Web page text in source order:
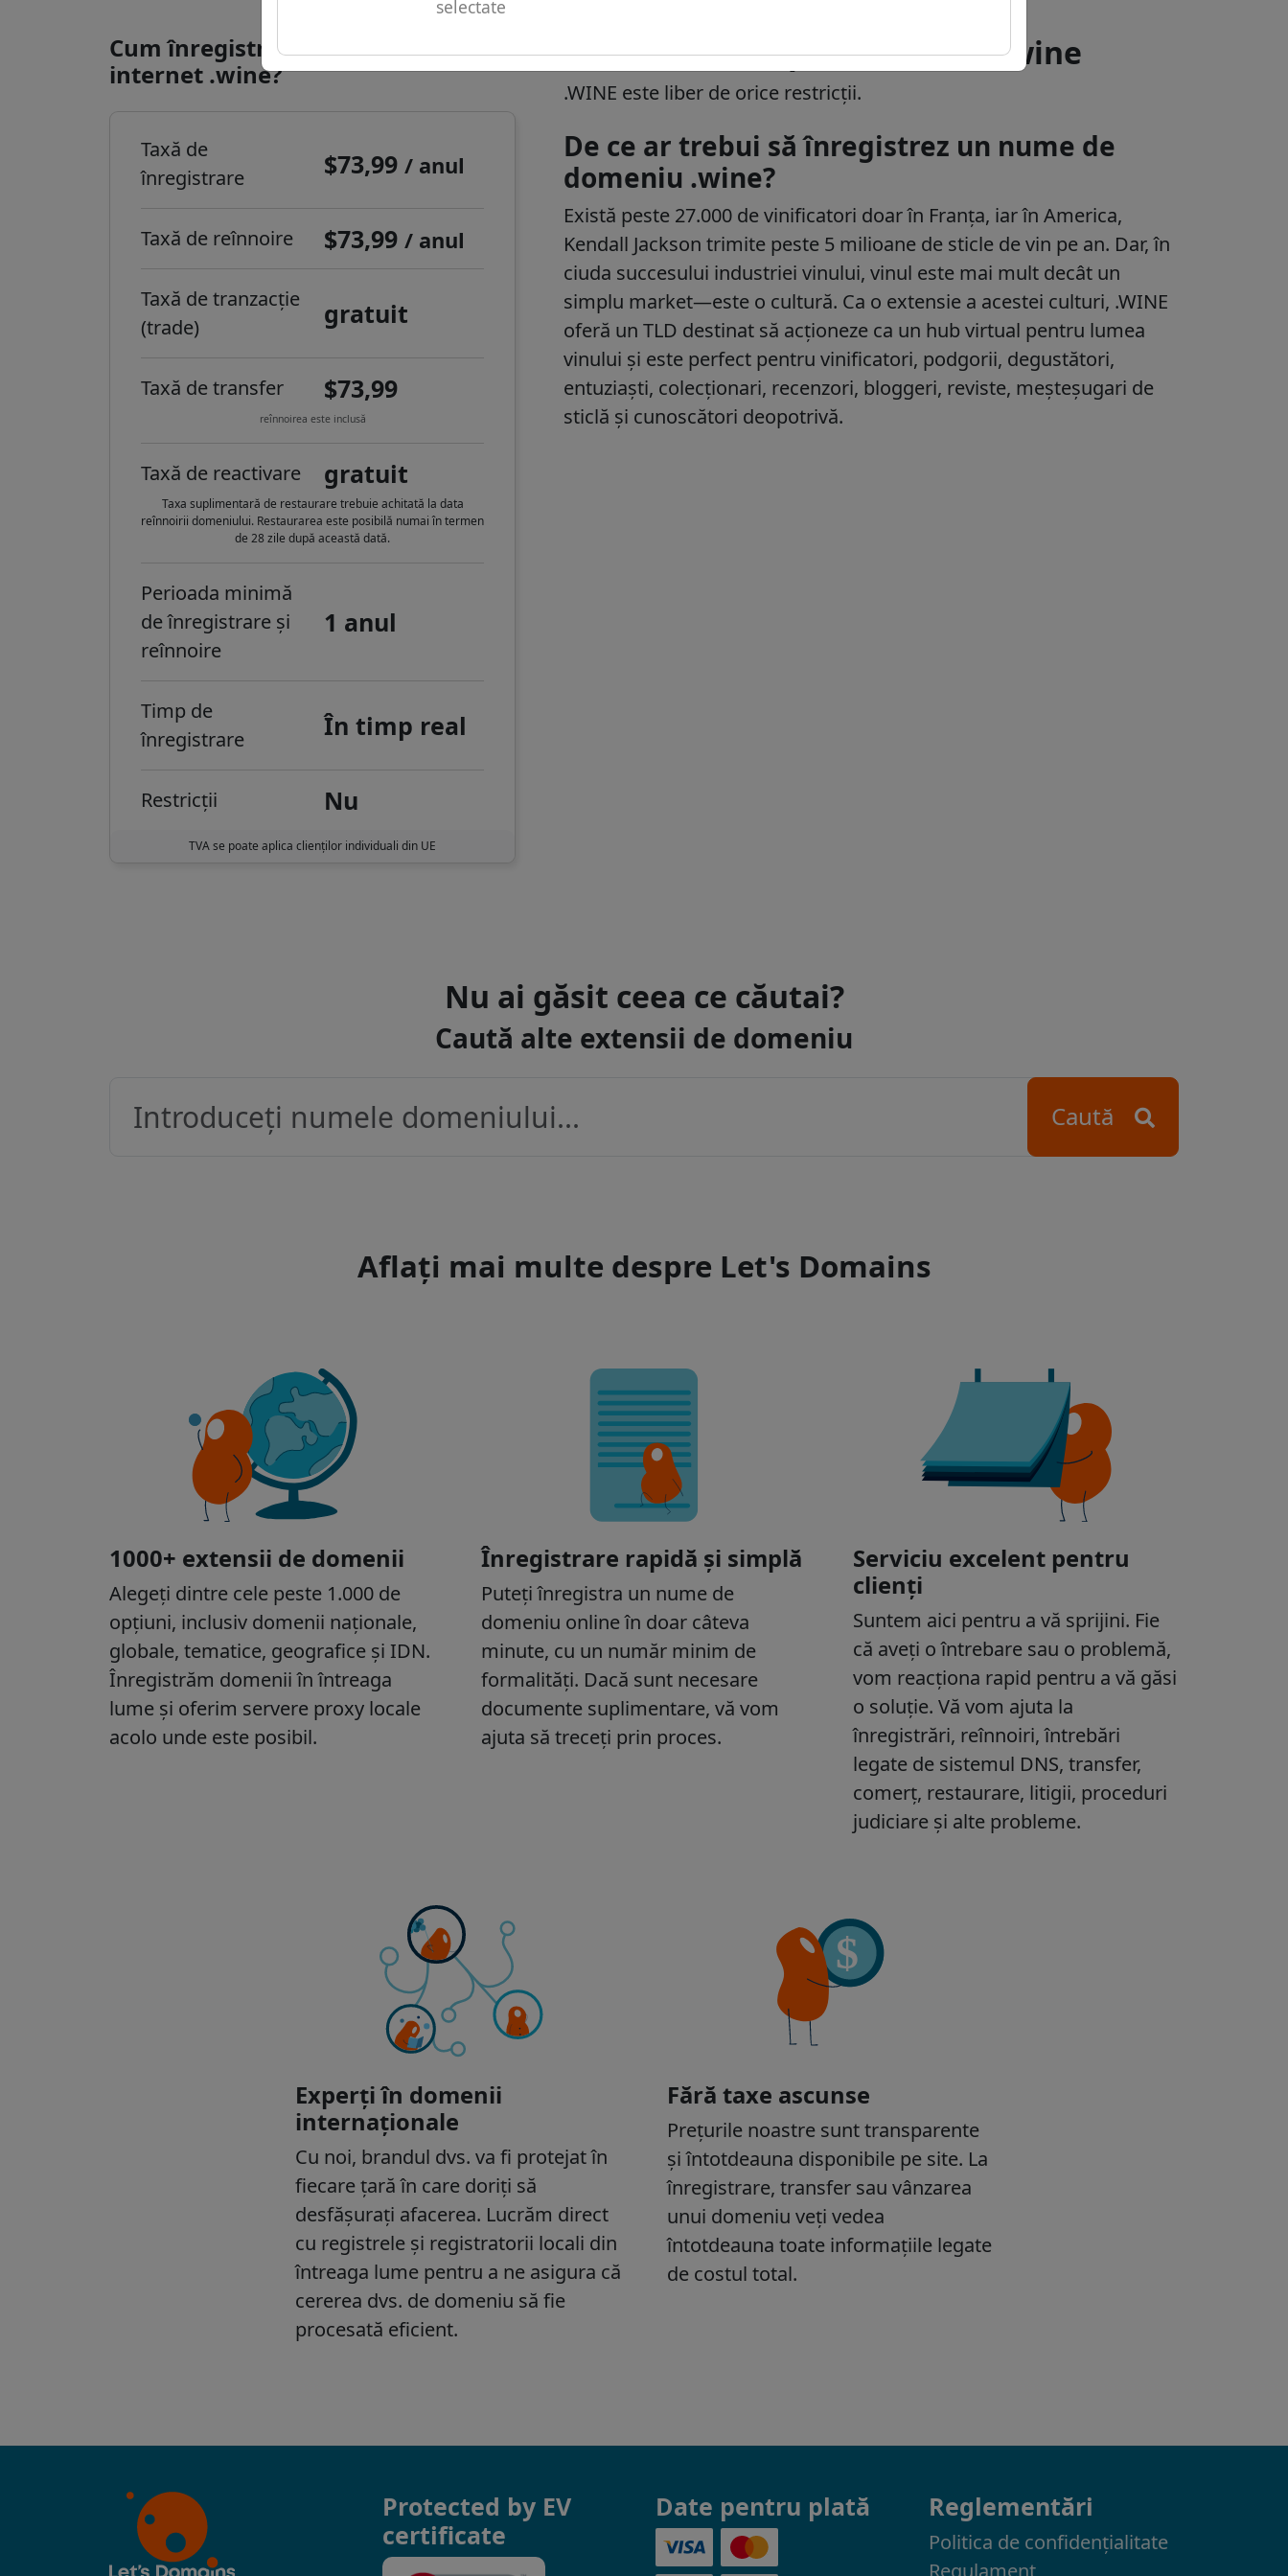
selectate
Cum înregistrezi un domeniu de
internet .wine?
Taxă de
înregistrare
$73,99/ anul
Taxă de reînnoire $73,99/ anul
Taxă de tranzacție
(trade)
gratuit
Taxă de transfer $73,99
reînnoirea este inclusă
Taxă de reactivare gratuit
Taxa suplimentară de restaurare trebuie achitată la data
reînnoirii domeniului. Restaurarea este posibilă numai în termen
de 28 zile după această dată.
Perioada minimă
de înregistrare și
reînnoire
1 anul
Timp de
înregistrare
În timp real
Restricții Nu
TVA se poate aplica clienților individuali din UE
.informații despre domeniul .wine
.WINE este liber de orice restricții.
De ce ar trebui să înregistrez un nume de
domeniu .wine?
Există peste 27.000 de vinificatori doar în Franța, iar în America,
Kendall Jackson trimite peste 5 milioane de sticle de vin pe an. Dar, în
ciuda succesului industriei vinului, vinul este mai mult decât un
simplu market—este o cultură. Ca o extensie a acestei culturi, .WINE
oferă un TLD destinat să acționeze ca un hub virtual pentru lumea
vinului și este perfect pentru vinificatori, podgorii, degustători,
entuziaști, colecționari, recenzori, bloggeri, reviste, meșteșugari de
sticlă și cunoscători deopotrivă.
Nu ai găsit ceea ce căutai?
Caută alte extensii de domeniu
Caută
Protected by EV
certificate
Date pentru plată Reglementări
Politica de confidenţialitate
Regulament